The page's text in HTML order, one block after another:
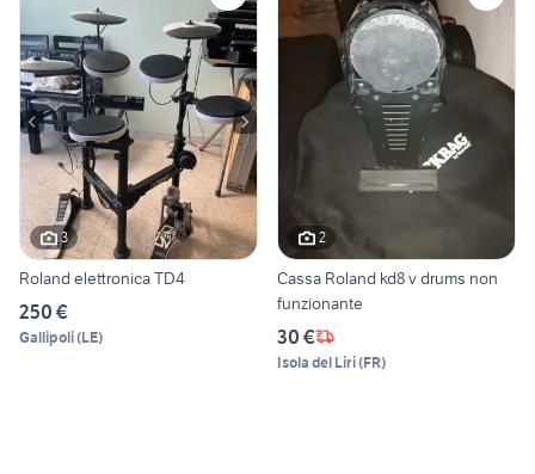
3
Roland elettronica TD4
250 €
Gallipoli(LE)
2
Cassa Roland kd8 v drums non
funzionante
30 €
Isola del Liri(FR)